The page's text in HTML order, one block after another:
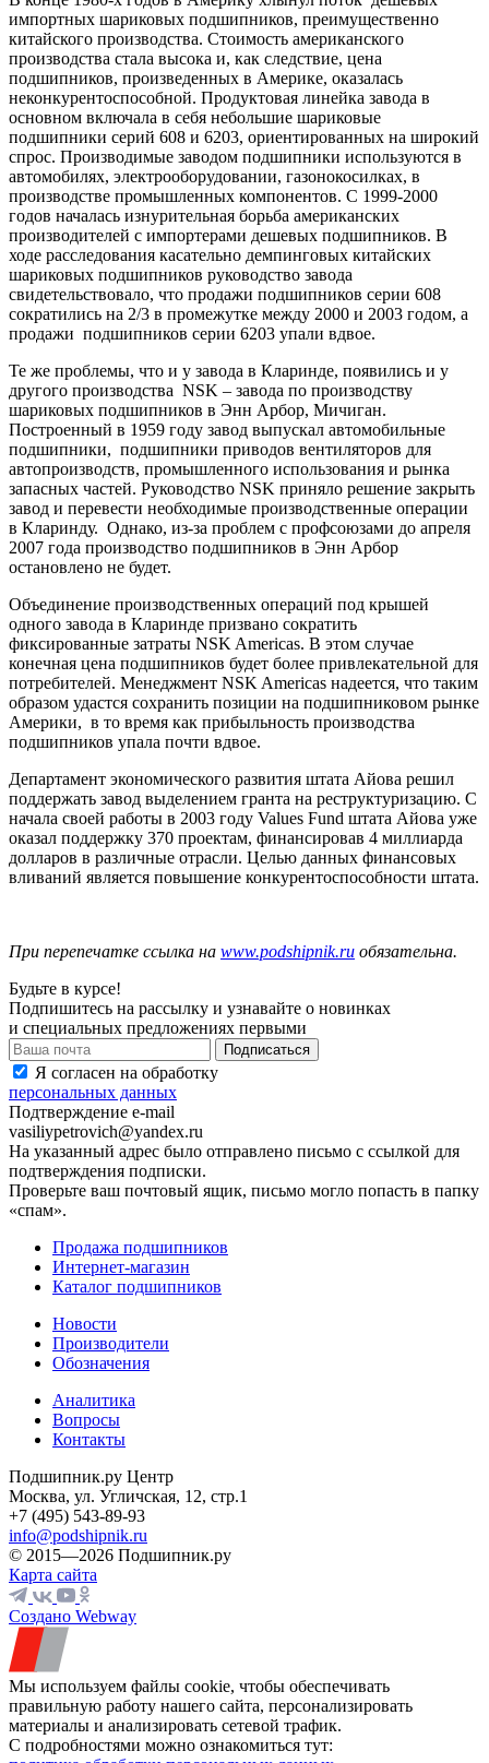
импортных шариковых подшипников, преимущественно
китайского производства. Стоимость американского
производства стала высока и, как следствие, цена
подшипников, произведенных в Америке, оказалась
неконкурентоспособной. Продуктовая линейка завода в
основном включала в себя небольшие шариковые
подшипники серий 608 и 6203, ориентированных на широкий
спрос. Производимые заводом подшипники используются в
автомобилях, электрооборудовании, газонокосилках, в
производстве промышленных компонентов. С 1999-2000
годов началась изнурительная борьба американских
производителей с импортерами дешевых подшипников. В
ходе расследования касательно демпинговых китайских
шариковых подшипников руководство завода
свидетельствовало, что продажи подшипников серии 608
сократились на 2/3 в промежутке между 2000 и 2003 годом, а
продажи подшипников серии 6203 упали вдвое.
Те же проблемы, что и у завода в Кларинде, появились и у
другого производства NSK – завода по производству
шариковых подшипников в Энн Арбор, Мичиган.
Построенный в 1959 году завод выпускал автомобильные
подшипники, подшипники приводов вентиляторов для
автопроизводств, промышленного использования и рынка
запасных частей. Руководство NSK приняло решение закрыть
завод и перевести необходимые производственные операции
в Кларинду. Однако, из-за проблем с профсоюзами до апреля
2007 года производство подшипников в Энн Арбор
остановлено не будет.
Объединение производственных операций под крышей
одного завода в Кларинде призвано сократить
фиксированные затраты NSK Americas. В этом случае
конечная цена подшипников будет более привлекательной для
потребителей. Менеджмент NSK Americas надеется, что таким
образом удастся сохранить позиции на подшипниковом рынке
Америки, в то время как прибыльность производства
подшипников упала почти вдвое.
Департамент экономического развития штата Айова решил
поддержать завод выделением гранта на реструктуризацию. С
начала своей работы в 2003 году Values Fund штата Айова уже
оказал поддержку 370 проектам, финансировав 4 миллиарда
долларов в различные отрасли. Целью данных финансовых
вливаний является повышение конкурентоспособности штата.
При перепечатке ссылка на www.podshipnik.ru обязательна.
Будьте в курсе!
Подпишитесь на рассылку и узнавайте о новинках
и специальных предложениях первыми
Я согласен на обработку
персональных данных
Подтверждение e-mail
vasiliypetrovich@yandex.ru
На указанный адрес было отправлено письмо с ссылкой для
подтверждения подписки.
Проверьте ваш почтовый ящик, письмо могло попасть в папку
«спам».
Продажа подшипников
Интернет-магазин
Каталог подшипников
Новости
Производители
Обозначения
Аналитика
Вопросы
Контакты
Подшипник.ру Центр
Москва, ул. Угличская, 12, стр.1
+7 (495) 543-89-93
info@podshipnik.ru
© 2015—2026 Подшипник.ру
Карта сайта
Создано Webway
Мы используем файлы cookie, чтобы обеспечивать
правильную работу нашего сайта, персонализировать
материалы и анализировать сетевой трафик.
С подробностями можно ознакомиться тут: